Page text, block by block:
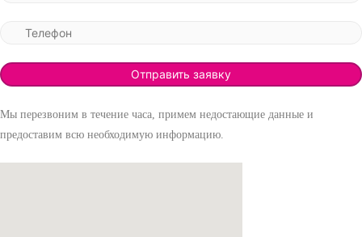
Мы перезвоним в течение часа, примем недостающие данные и
предоставим всю необходимую информацию.